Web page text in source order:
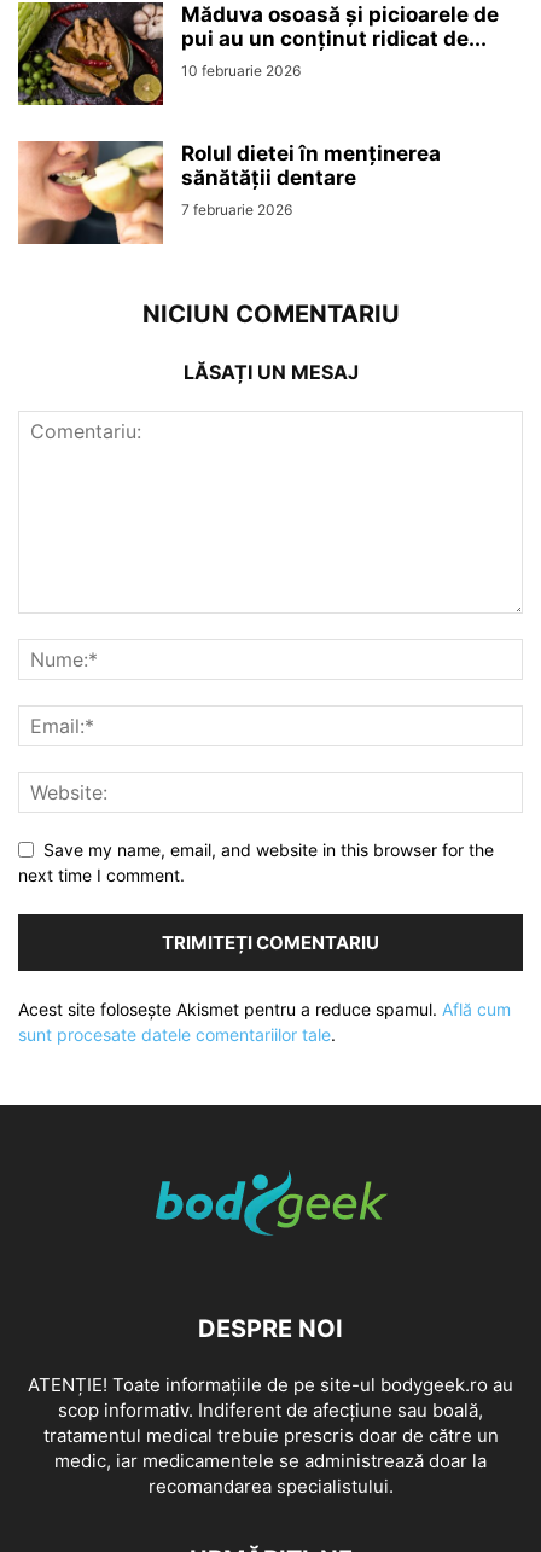
Măduva osoasă și picioarele de
pui au un conținut ridicat de...
10 februarie 2026
Rolul dietei în menținerea
sănătății dentare
7 februarie 2026
NICIUN COMENTARIU
LĂSAȚI UN MESAJ
Save my name, email, and website in this browser for the
next time I comment.
Acest site folosește Akismet pentru a reduce spamul. Află cum
sunt procesate datele comentariilor tale.
DESPRE NOI
ATENȚIE! Toate informațiile de pe site-ul bodygeek.ro au
scop informativ. Indiferent de afecțiune sau boală,
tratamentul medical trebuie prescris doar de către un
medic, iar medicamentele se administrează doar la
recomandarea specialistului.